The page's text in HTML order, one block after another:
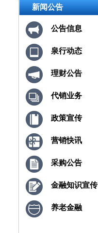
新闻公告
公告信息
泉行动态
理财公告
代销业务
政策宣传
营销快讯
采购公告
金融知识宣传
养老金融